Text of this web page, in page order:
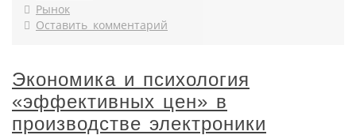
Рынок
Оставить комментарий
Экономика и психология
«эффективных цен» в
производстве электроники